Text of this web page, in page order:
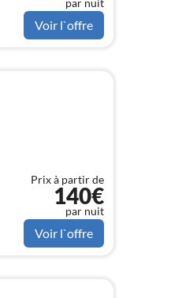
Voir l`offre
Prix à partir de
140€
par nuit
Voir l`offre